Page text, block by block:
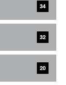
34
32
20